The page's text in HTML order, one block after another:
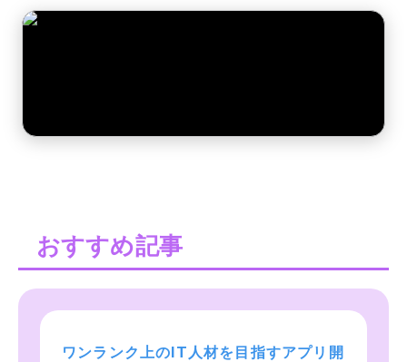
おすすめ記事
ワンランク上のIT人材を目指すアプリ開
ワンランク上のIT人材を目指すアプリ開
ワンランク上のIT人材を目指すアプリ開